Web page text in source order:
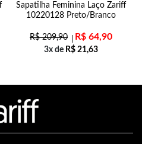
Sapatilha Feminina Laço Zariff
10220128 Preto/Branco
R$209,90 R$ 64,90
3x de R$ 21,63